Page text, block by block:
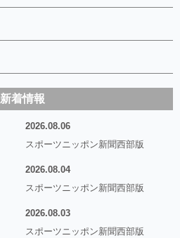
新着情報
2026.08.06
スポーツニッポン新聞西部版
2026.08.04
スポーツニッポン新聞西部版
2026.08.03
スポーツニッポン新聞西部版